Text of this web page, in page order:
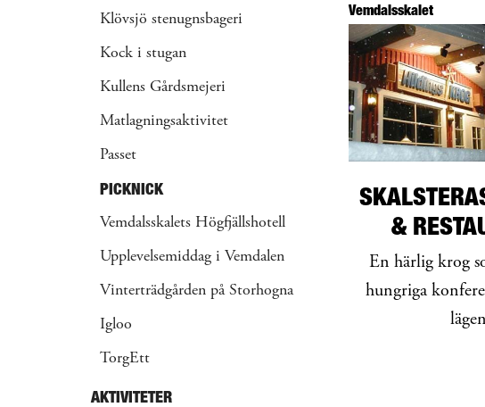
Vemdalsskalet
&
En härlig krog
hungriga
Klövsjö stenugnsbageri
Kock i stugan
Kullens Gårdsmejeri
Matlagningsaktivitet
Passet
PICKNICK
Vemdalsskalets Högfjällshotell
Upplevelsemiddag i Vemdalen
Vinterträdgården på Storhogna
Igloo
TorgEtt
AKTIVITETER